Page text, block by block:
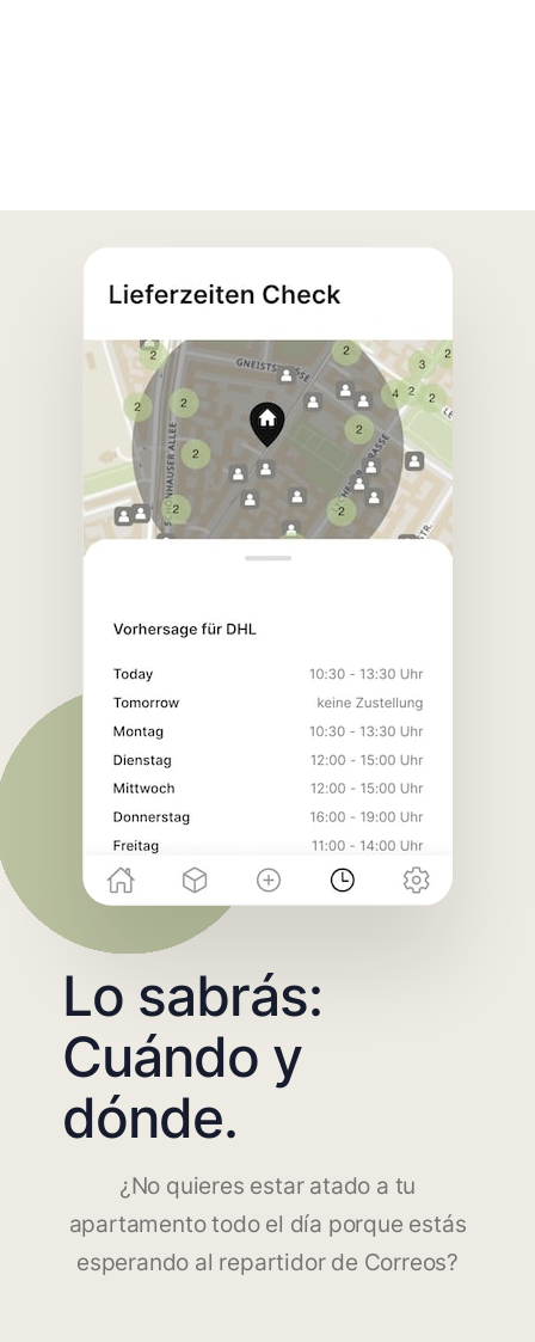
Lo sabrás:
Cuándo y
dónde.
¿No quieres estar atado a tu
apartamento todo el día porque estás
esperando al repartidor de Correos?